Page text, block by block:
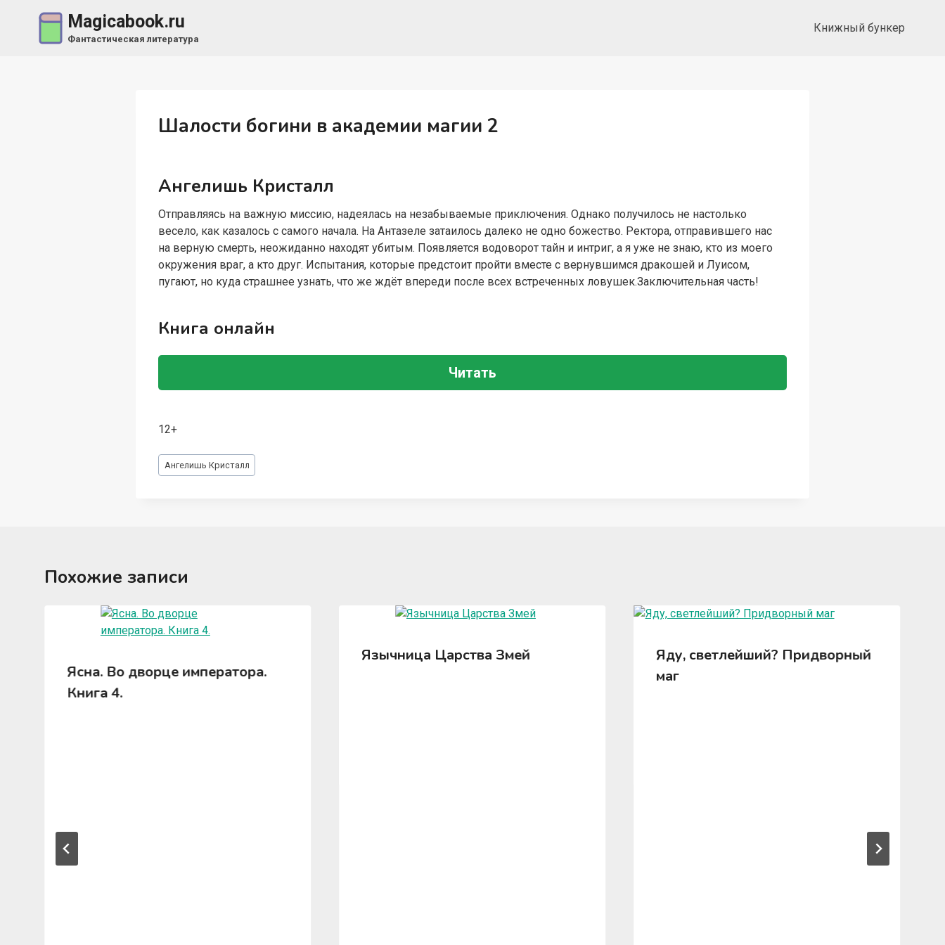
содержимому
Magicabook.ru
Фантастическая литература
Книжный бункер
Шалости богини в академии магии 2
Ангелишь Кристалл
Отправляясь на важную миссию, надеялась на незабываемые приключения. Однако получилось не настолько
весело, как казалось с самого начала. На Антазеле затаилось далеко не одно божество. Ректора, отправившего нас
на верную смерть, неожиданно находят убитым. Появляется водоворот тайн и интриг, а я уже не знаю, кто из моего
окружения враг, а кто друг. Испытания, которые предстоит пройти вместе с вернувшимся дракошей и Луисом,
пугают, но куда страшнее узнать, что же ждёт впереди после всех встреченных ловушек.Заключительная часть!
Книга онлайн
Читать
12+
Метки
записи:
Ангелишь Кристалл
Похожие записи
Ясна. Во дворце императора.
Книга 4.
Язычница Царства Змей
Яду, светлейший? Придворный
маг